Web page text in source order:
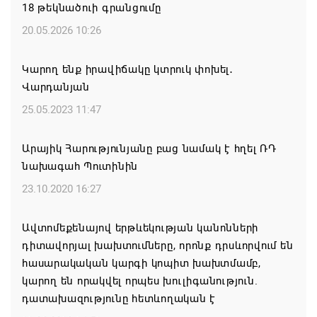
վերաբերյալ համաձայնության հասնելուն. Արաղչի
08.08.2026 21:17
Նիկոլ Փաշինյանը և Դոնալդ Թրամփը
հեռախոսազրույցի ընթացքում վերահաստատել են
TRIPP-ի կառուցման աշխատանքները մոտ
08.08.2026 21:12
Փաշինյանն ու Ալիևը հեռախոսազրույց են ունեցել․
իրականացումը
08.08.2026 12:32
Մաքսիմ Հակոբյանն այսօր կդառնար 77
տարեկան
18 թեկնածուի գրանցումը
20.05.2026 10:26
Կարող ենք իրավիճակը կտրուկ փոխել․
Վարդանյան
25.05.2023 11:47
Արայիկ Հարությունյանը բաց նամակ է հղել ՌԴ
նախագահ Պուտինին
23.10.2020 16:27
Ավտոմեքենայով երթևեկության կանոնների
դիտավորյալ խախտումները, որոնք դրսևորվում են
հասարակական կարգի կոպիտ խախտմամբ,
կարող են որակվել որպես խուլիգանություն.
դատախազությունը հետևողական է